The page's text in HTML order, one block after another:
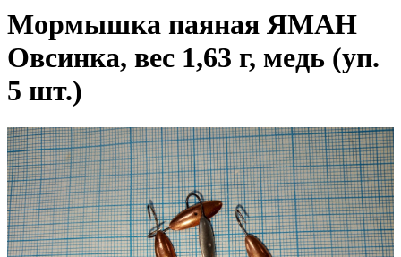
Мормышка паяная ЯМАН
Овсинка, вес 1,63 г, медь (уп.
5 шт.)